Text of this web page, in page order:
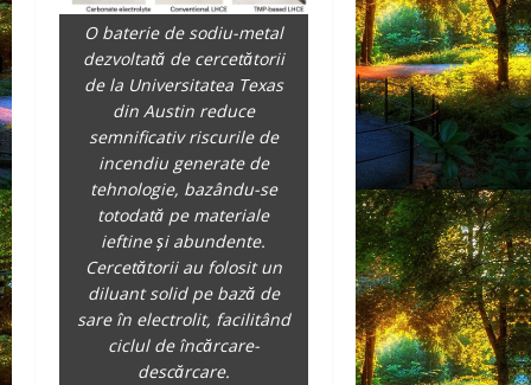
O baterie de sodiu-metal
dezvoltată de cercetătorii
de la Universitatea Texas
din Austin reduce
semnificativ riscurile de
incendiu generate de
tehnologie, bazându-se
totodată pe materiale
ieftine și abundente.
Cercetătorii au folosit un
diluant solid pe bază de
sare în electrolit, facilitând
ciclul de încărcare-
descărcare.